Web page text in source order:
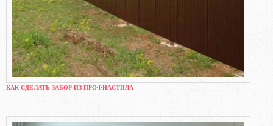
КАК СДЕЛАТЬ ЗАБОР ИЗ ПРОФНАСТИЛА